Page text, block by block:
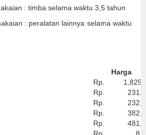
: timba selama waktu 3,5 tahun
: peralatan lainnya selama waktu
Harga
Rp.
Rp.
Rp.
Rp.
Rp.